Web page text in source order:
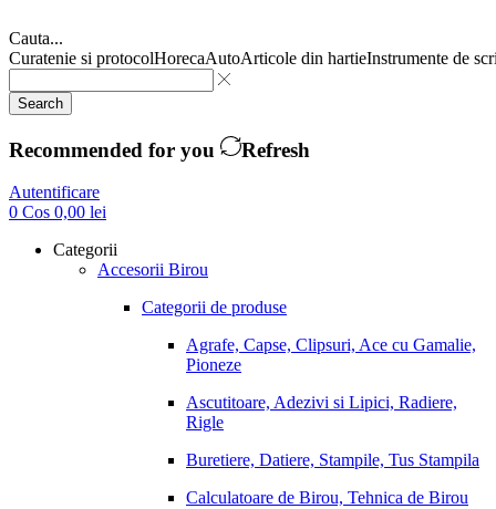
Cauta...
Curatenie si protocolHorecaAutoArticole din hartieInstrumente de
Search
Recommended for you Refresh
Autentificare
0 Cos 0,00 lei
Categorii
Accesorii Birou
Categorii de produse
Agrafe, Capse, Clipsuri, Ace cu Gamalie,
Pioneze
Ascutitoare, Adezivi si Lipici, Radiere,
Rigle
Buretiere, Datiere, Stampile, Tus Stampila
Calculatoare de Birou, Tehnica de Birou